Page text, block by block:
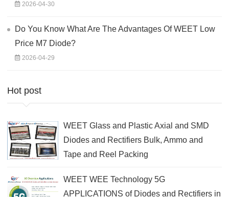
2026-04-30
Do You Know What Are The Advantages Of WEET Low
Price M7 Diode?
2026-04-29
Hot post
WEET Glass and Plastic Axial and SMD
Diodes and Rectifiers Bulk, Ammo and
Tape and Reel Packing
WEET WEE Technology 5G
APPLICATIONS of Diodes and Rectifiers in